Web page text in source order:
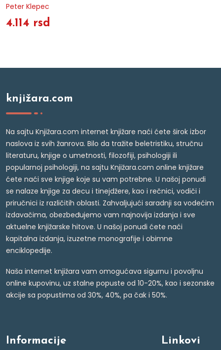
Peter Klepec
4.114 rsd
knjižara.com
Na sajtu Knjižara.com internet knjižare naći ćete širok izbor
naslova iz svih žanrova. Bilo da tražite beletristiku, stručnu
literaturu, knjige o umetnosti, filozofiji, psihologiji ili
popularnoj psihologiji, na sajtu Knjižara.com online knjižare
ćete naći sve knjige koje su vam potrebne. U našoj ponudi
se nalaze knjige za decu i tinejdžere, kao i rečnici, vodiči i
priručnici iz različitih oblasti. Zahvaljujući saradnji sa vodećim
izdavačima, obezbeđujemo vam najnovija izdanja i sve
aktuelne knjižarske hitove. U našoj ponudi ćete naći
kapitalna izdanja, izuzetne monografije i obimne
enciklopedije.
Naša internet knjižara vam omogućava sigurnu i povoljnu
online kupovinu, uz stalne popuste od 10-20%, kao i sezonske
akcije sa popustima od 30%, 40%, pa čak i 50%.
Informacije Linkovi